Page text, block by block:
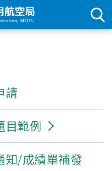
請
目範例
知/成績單補發